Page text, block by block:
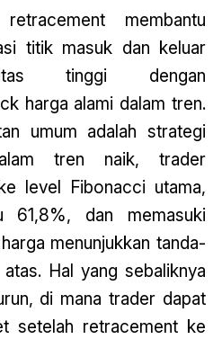
membantu
titik masuk dan keluar
tinggi dengan
harga alami dalam tren.
umum adalah strategi
tren naik, trader
level Fibonacci utama,
dan memasuki
menunjukkan tanda-
Hal yang sebaliknya
di mana trader dapat
setelah retracement ke